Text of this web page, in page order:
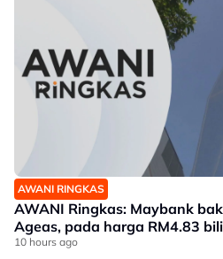
AWANI RINGKAS
AWANI Ringkas: Maybank
Ageas, pada harga RM4.83
10 hours ago